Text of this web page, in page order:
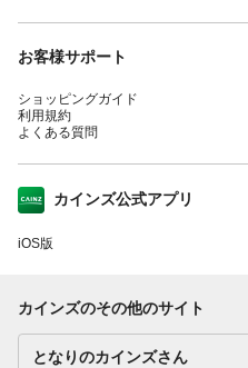
お客様サポート
ショッピングガイド
利用規約
よくある質問
カインズ公式アプリ
iOS版
カインズのその他のサイト
となりのカインズさん